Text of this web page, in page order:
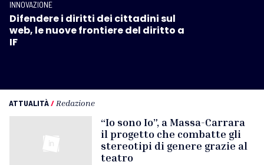
INNOVAZIONE
Difendere i diritti dei cittadini sul
web, le nuove frontiere del diritto a
IF
ATTUALITÀ/ Redazione
“Io sono Io”, a Massa-Carrara
il progetto che combatte gli
stereotipi di genere grazie al
teatro